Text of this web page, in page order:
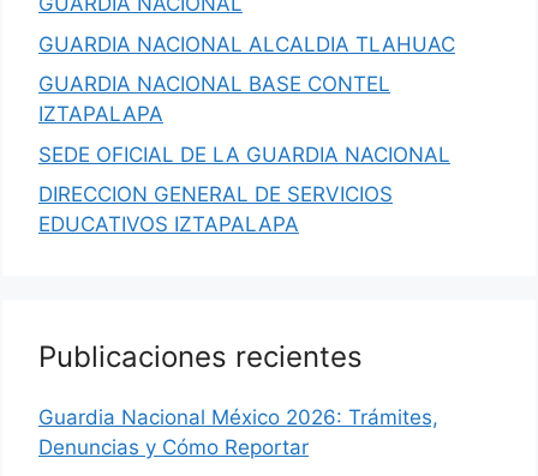
GUARDIA NACIONAL ALCALDIA TLAHUAC
GUARDIA NACIONAL BASE CONTEL
IZTAPALAPA
SEDE OFICIAL DE LA GUARDIA NACIONAL
DIRECCION GENERAL DE SERVICIOS
EDUCATIVOS IZTAPALAPA
Publicaciones recientes
Guardia Nacional México 2026: Trámites,
Denuncias y Cómo Reportar